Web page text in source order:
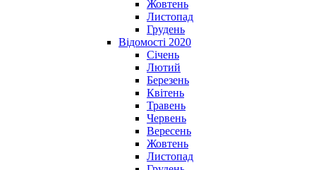
Жовтень
Листопад
Грудень
Відомості 2020
Січень
Лютий
Березень
Квітень
Травень
Червень
Вересень
Жовтень
Листопад